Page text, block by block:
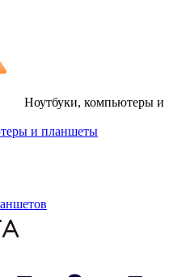
Ноутбуки, компьютеры и
и планшеты